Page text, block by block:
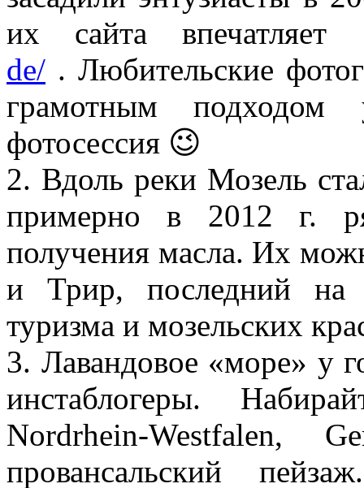
их сайта
de/ . Любительские
грамотным подходом
фотосессия 😉
2. Вдоль реки Мозель
примерно в 2012 г.
получения масла. Их
и Трир, последний на
туризма и мозельских
3. Лавандовое «море» у
инстаблогеры.
Nordrhein-Westfalen,
провансальский